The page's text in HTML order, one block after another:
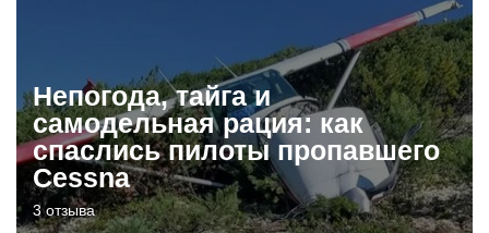
Непогода, тайга и
самодельная рация: как
спаслись пилоты пропавшего
Cessna
3 отзыва